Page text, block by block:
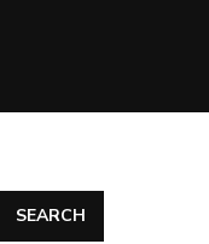
SEARCH